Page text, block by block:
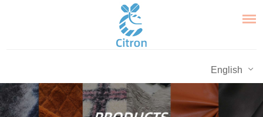
English